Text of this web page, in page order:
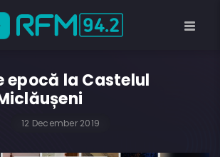
epocă la Castelul
12 December 2019